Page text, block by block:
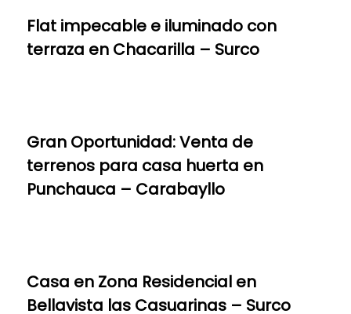
Flat impecable e iluminado con
terraza en Chacarilla – Surco
Gran Oportunidad: Venta de
terrenos para casa huerta en
Punchauca – Carabayllo
Casa en Zona Residencial en
Bellavista las Casuarinas – Surco